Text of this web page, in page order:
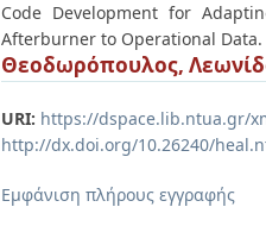
Code Development for
Afterburner to Operational Data.
Θεοδωρόπουλος,
URI: https://dspace.lib.ntua.gr/
http://dx.doi.org/10.26240/
Εμφάνιση πλήρους εγγραφής